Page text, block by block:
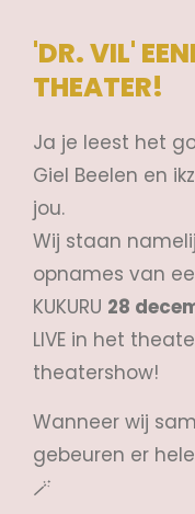
'DR. VIL'
THEATER!
Ja je leest het
Giel Beelen en
jou.
Wij staan
opnames van
KUKURU 28
LIVE in het
theatershow!
Wanneer wij
gebeuren er
🪄